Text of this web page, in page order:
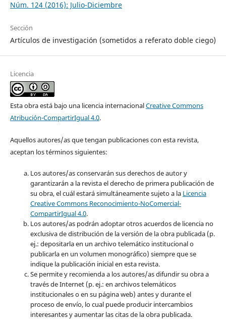
Núm. 124 (2016): Julio-Diciembre
Sección
Artículos de investigación (sometidos a referato doble ciego)
Licencia
Esta obra está bajo una licencia internacionalCreative Commons
Atribución-CompartirIgual 4.0.
Aquellos autores/as que tengan publicaciones con esta revista,
aceptan los términos siguientes:
Los autores/as conservarán sus derechos de autor y
garantizarán a la revista el derecho de primera publicación de
su obra, el cuál estará simultáneamente sujeto a la Licencia
Creative Commons Reconocimiento-NoComercial-
CompartirIgual 4.0.
Los autores/as podrán adoptar otros acuerdos de licencia no
exclusiva de distribución de la versión de la obra publicada (p.
ej.: depositarla en un archivo telemático institucional o
publicarla en un volumen monográfico) siempre que se
indique la publicación inicial en esta revista.
Se permite y recomienda a los autores/as difundir su obra a
través de Internet (p. ej.: en archivos telemáticos
institucionales o en su página web) antes y durante el
proceso de envío, lo cual puede producir intercambios
interesantes y aumentar las citas de la obra publicada.